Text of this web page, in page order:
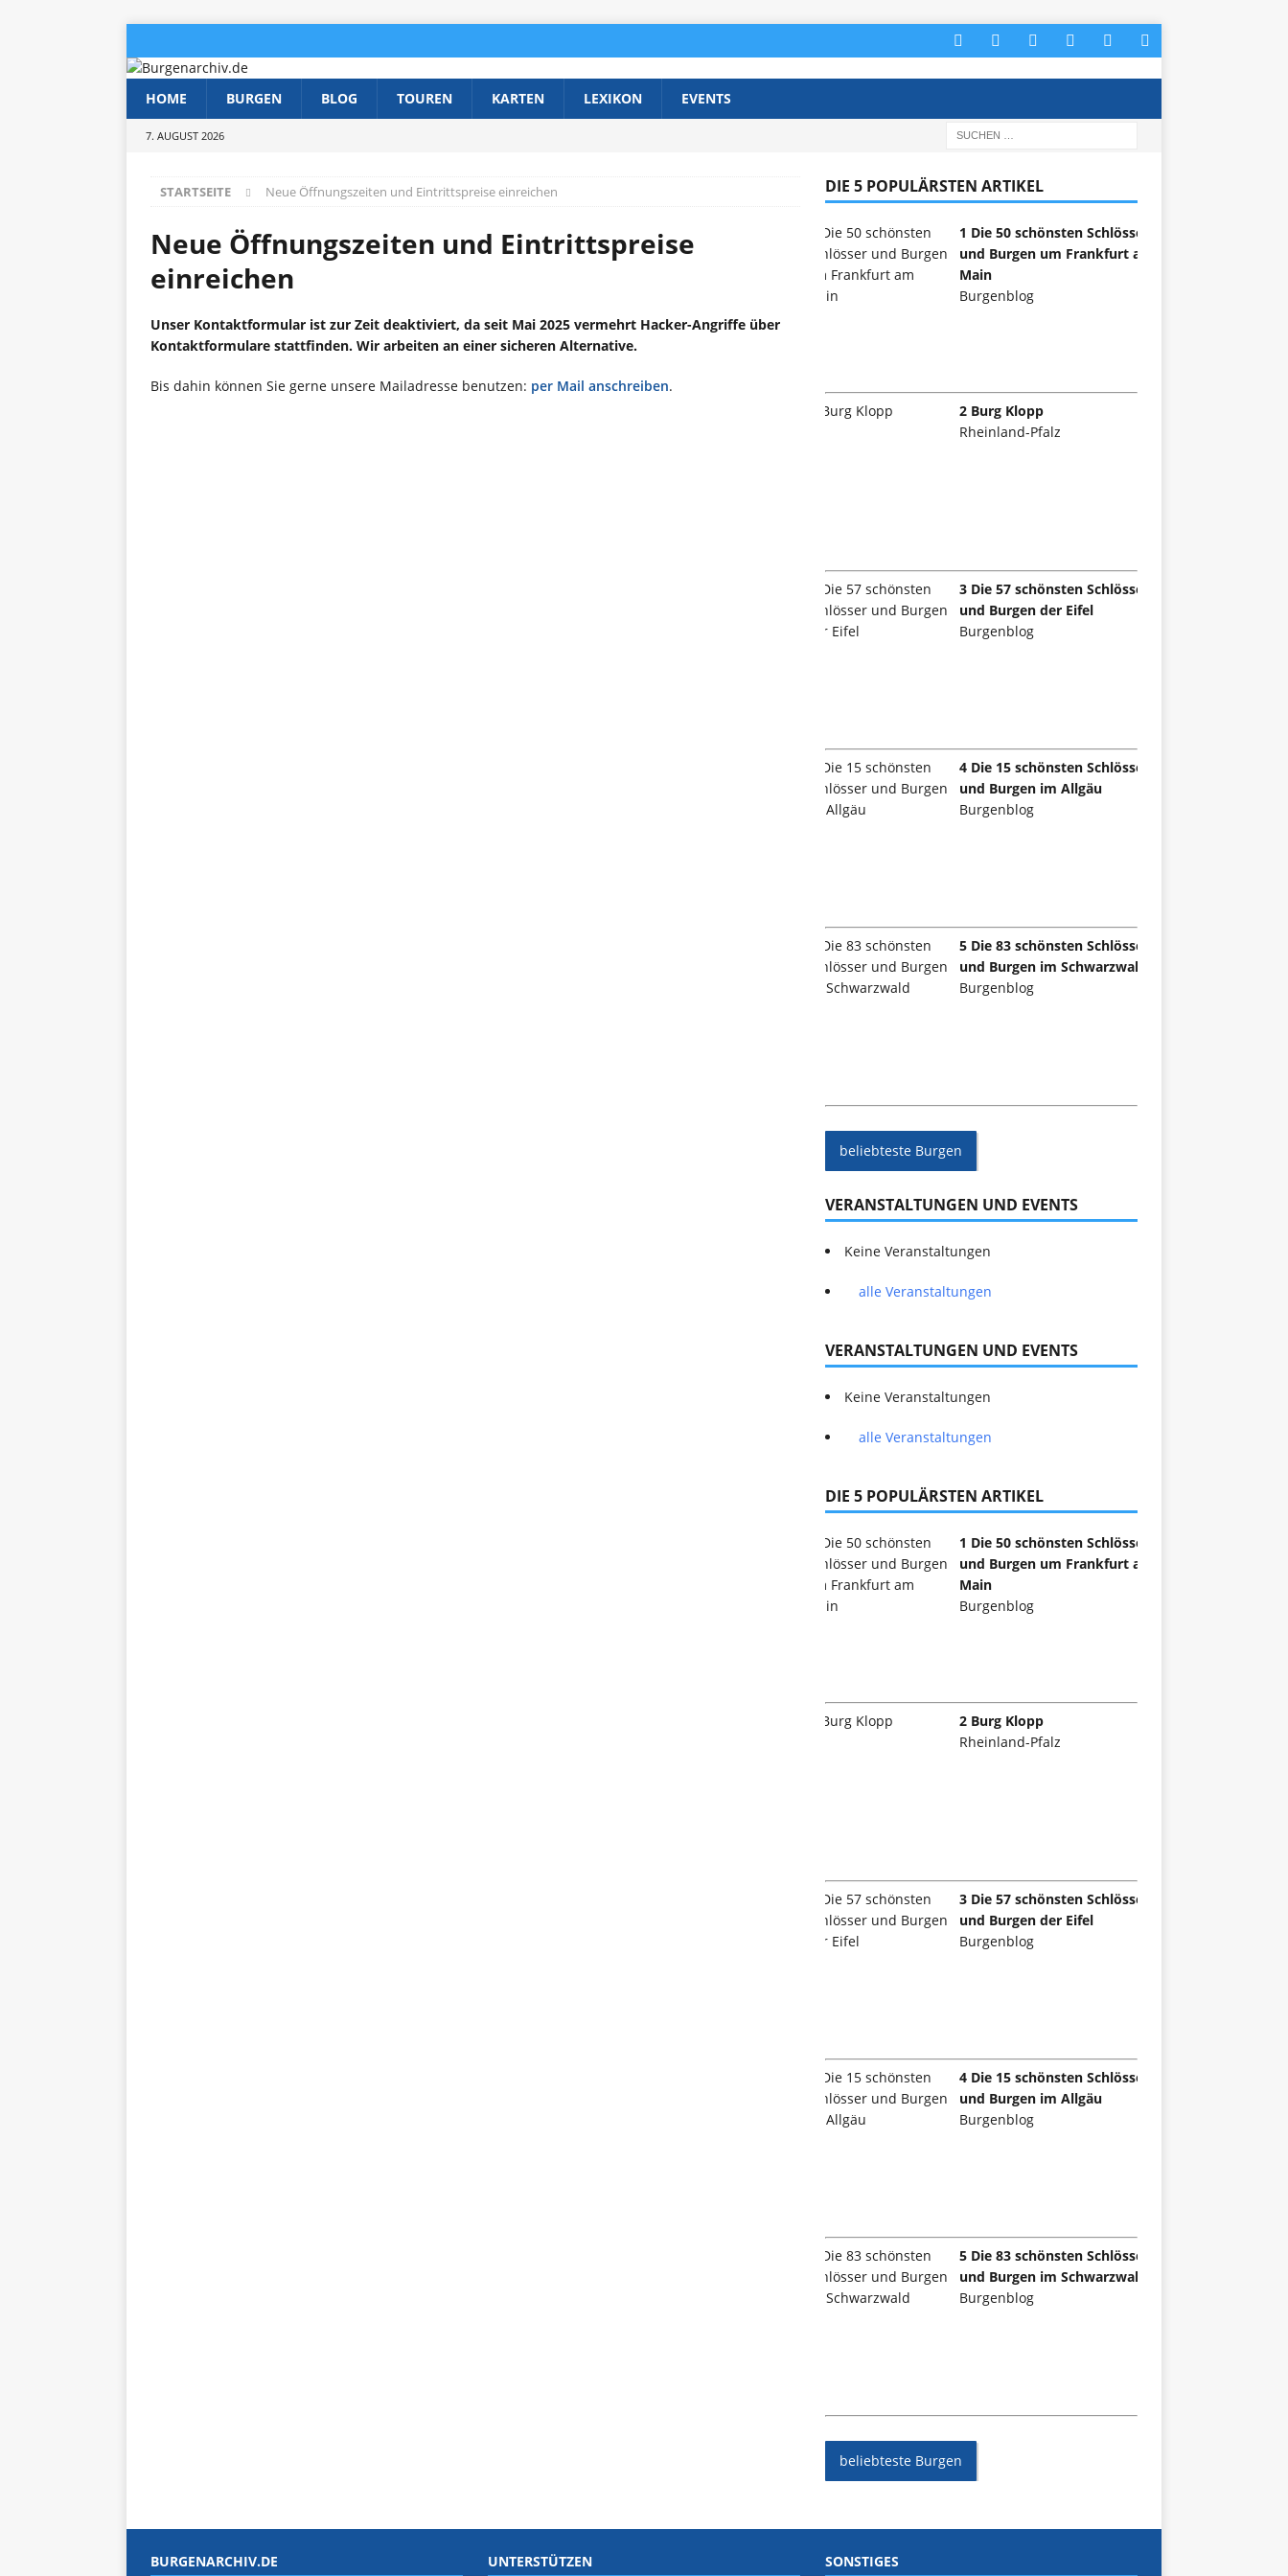
HOME BURGEN BLOG TOUREN KARTEN LEXIKON EVENTS
7. AUGUST 2026
STARTSEITE Neue Öffnungszeiten und Eintrittspreise einreichen
Neue Öffnungszeiten und Eintrittspreise
einreichen
Unser Kontaktformular ist zur Zeit deaktiviert, da seit Mai 2025 vermehrt Hacker-Angriffe über
Kontaktformulare stattfinden. Wir arbeiten an einer sicheren Alternative.
Bis dahin können Sie gerne unsere Mailadresse benutzen: per Mail anschreiben.
DIE 5 POPULÄRSTEN ARTIKEL
1 Die 50 schönsten Schlösser
und Burgen um Frankfurt am
Main
Burgenblog
2 Burg Klopp
Rheinland-Pfalz
3 Die 57 schönsten Schlösser
und Burgen der Eifel
Burgenblog
4 Die 15 schönsten Schlösser
und Burgen im Allgäu
Burgenblog
5 Die 83 schönsten Schlösser
und Burgen im Schwarzwald
Burgenblog
beliebteste Burgen
VERANSTALTUNGEN UND EVENTS
Keine Veranstaltungen
alle Veranstaltungen
VERANSTALTUNGEN UND EVENTS
Keine Veranstaltungen
alle Veranstaltungen
DIE 5 POPULÄRSTEN ARTIKEL
1 Die 50 schönsten Schlösser
und Burgen um Frankfurt am
Main
Burgenblog
2 Burg Klopp
Rheinland-Pfalz
3 Die 57 schönsten Schlösser
und Burgen der Eifel
Burgenblog
4 Die 15 schönsten Schlösser
und Burgen im Allgäu
Burgenblog
5 Die 83 schönsten Schlösser
und Burgen im Schwarzwald
Burgenblog
beliebteste Burgen
BURGENARCHIV.DE UNTERSTÜTZEN SONSTIGES